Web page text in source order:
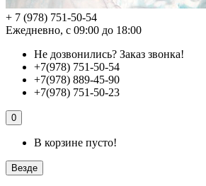
+ 7 (978) 751-50-54
Ежедневно, с 09:00 до 18:00
Не дозвонились? Заказ звонка!
+7(978) 751-50-54
+7(978) 889-45-90
+7(978) 751-50-23
0
В корзине пусто!
Везде